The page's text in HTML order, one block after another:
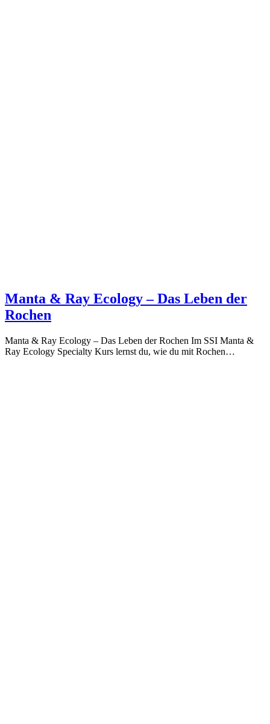
Manta & Ray Ecology – Das Leben der
Rochen
Manta & Ray Ecology – Das Leben der Rochen Im SSI Manta &
Ray Ecology Specialty Kurs lernst du, wie du mit Rochen…